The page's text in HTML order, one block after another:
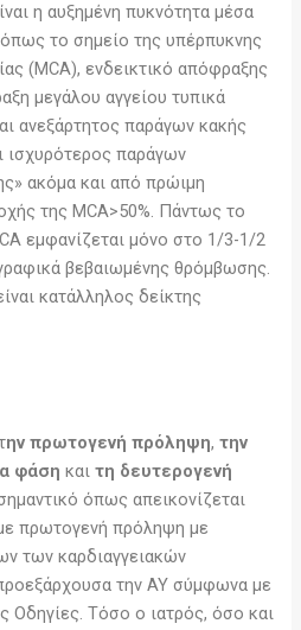
η αυξημένη πυκνότητα μέσα
το σημείο της υπέρπυκνης
(MCA), ενδεικτικό απόφραξης
μεγάλου αγγείου τυπικά
ανεξάρτητος παράγων κακής
ισχυρότερος παράγων
ακόμα και από πρώιμη
της MCA>50%. Πάντως το
εμφανίζεται μόνο στο 1/3-1/2
βεβαιωμένης θρόμβωσης.
κατάλληλος δείκτης
ην πρωτογενή πρόληψη, την
φάση και τη δευτερογενή
όπως απεικονίζεται
πρωτογενή πρόληψη με
των καρδιαγγειακών
την ΑΥ σύμφωνα με
Οδηγίες. Τόσο ο ιατρός, όσο και